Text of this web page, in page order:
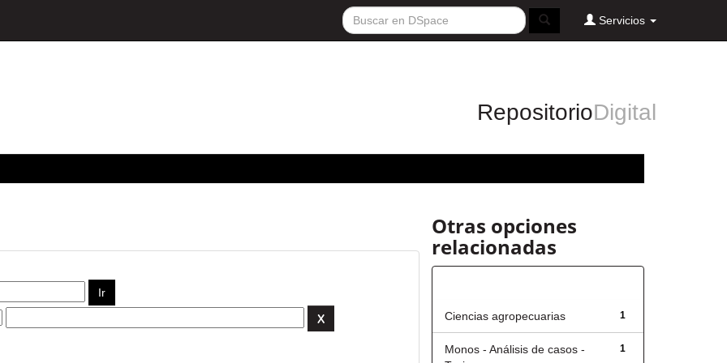
Servicios
RepositorioDigital
Otras opciones
relacionadas
1
Ciencias agropecuarias
1
Monos - Análisis de casos -